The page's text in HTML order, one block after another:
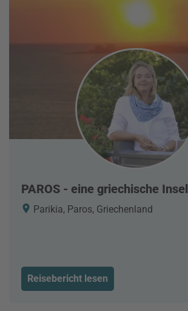
PAROS - eine griechische Insel
Parikia, Paros, Griechenland
Reisebericht lesen